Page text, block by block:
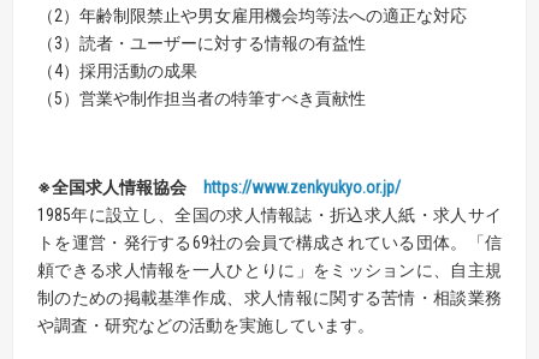
（2）年齢制限禁止や男女雇用機会均等法への適正な対応
（3）読者・ユーザーに対する情報の有益性
（4）採用活動の成果
（5）営業や制作担当者の特筆すべき貢献性
※全国求人情報協会
https://www.zenkyukyo.or.jp/
1985年に設立し、全国の求人情報誌・折込求人紙・求人サイ
トを運営・発行する69社の会員で構成されている団体。「信
頼できる求人情報を一人ひとりに」をミッションに、自主規
制のための掲載基準作成、求人情報に関する苦情・相談業務
や調査・研究などの活動を実施しています。